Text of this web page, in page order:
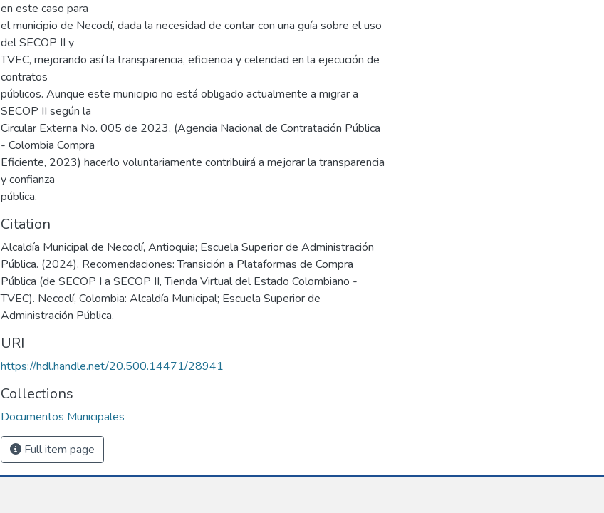
en este caso para
el municipio de Necoclí, dada la necesidad de contar con una guía sobre el uso
del SECOP II y
TVEC, mejorando así la transparencia, eficiencia y celeridad en la ejecución de
contratos
públicos. Aunque este municipio no está obligado actualmente a migrar a
SECOP II según la
Circular Externa No. 005 de 2023, (Agencia Nacional de Contratación Pública
- Colombia Compra
Eficiente, 2023) hacerlo voluntariamente contribuirá a mejorar la transparencia
y confianza
pública.
Citation
Alcaldía Municipal de Necoclí, Antioquia; Escuela Superior de Administración
Pública. (2024). Recomendaciones: Transición a Plataformas de Compra
Pública (de SECOP I a SECOP II, Tienda Virtual del Estado Colombiano -
TVEC). Necoclí, Colombia: Alcaldía Municipal; Escuela Superior de
Administración Pública.
URI
https://hdl.handle.net/20.500.14471/28941
Collections
Documentos Municipales
Full item page